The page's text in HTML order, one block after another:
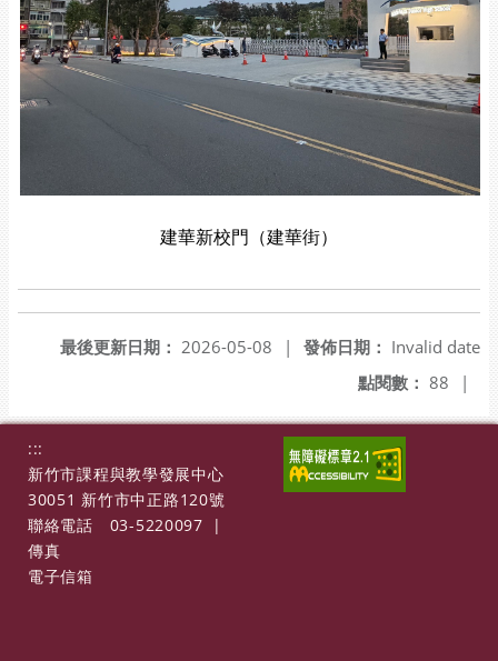
建華新校門（建華街）
發佈日期： Invalid date
最後更新日期： 2026-05-08
|
點閱數： 88 |
:::
新竹市課程與教學發展中心
30051 新竹市中正路120號
聯絡電話
03-5220097
|
傳真
電子信箱